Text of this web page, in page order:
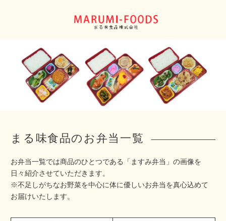
まる味食品のお弁当一覧
お弁当一覧では商品のひとつである「ますみ弁当」の画像を
日々紹介させていただきます。
※不足しがちなお野菜を中心に体に優しいお弁当を真心込めて
お届けいたします。